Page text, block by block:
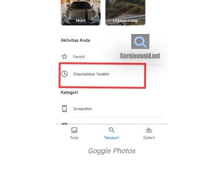
Goggle Photos